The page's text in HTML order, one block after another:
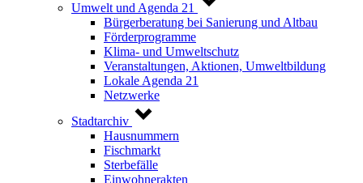
Umwelt und Agenda 21
Bürgerberatung bei Sanierung und Altbau
Förderprogramme
Klima- und Umweltschutz
Veranstaltungen, Aktionen, Umweltbildung
Lokale Agenda 21
Netzwerke
Stadtarchiv
Hausnummern
Fischmarkt
Sterbefälle
Einwohnerakten